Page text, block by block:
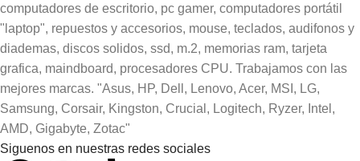
computadores de escritorio, pc gamer, computadores portátil
"laptop", repuestos y accesorios, mouse, teclados, audifonos y
diademas, discos solidos, ssd, m.2, memorias ram, tarjeta
grafica, maindboard, procesadores CPU. Trabajamos con las
mejores marcas. "Asus, HP, Dell, Lenovo, Acer, MSI, LG,
Samsung, Corsair, Kingston, Crucial, Logitech, Ryzer, Intel,
AMD, Gigabyte, Zotac"
Siguenos en nuestras redes sociales